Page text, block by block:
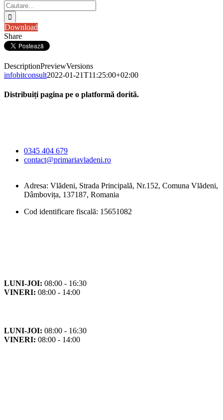
Cautare...
Download
Share
DescriptionPreviewVersions
infobitconsult2022-01-21T11:25:00+02:00
Distribuiți pagina pe o platformă dorită.
0345 404 679
contact@primariavladeni.ro
Adresa: Vlădeni, Strada Principală, Nr.152, Comuna Vlădeni,
Dâmbovița, 137187, Romania
Cod identificare fiscală: 15651082
LUNI-JOI: 08:00 - 16:30
VINERI: 08:00 - 14:00
LUNI-JOI: 08:00 - 16:30
VINERI: 08:00 - 14:00